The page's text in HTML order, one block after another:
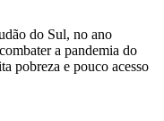
do Sul, no ano
a pandemia do
pobreza e pouco acesso